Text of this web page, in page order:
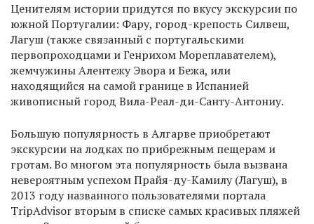
Ценителям истории придутся по вкусу экскурсии по
южной Португалии: Фару, город-крепость Силвеш,
Лагуш (также связанный с португальскими
первопроходцами и Генрихом Мореплавателем),
жемчужины Алентежу Эвора и Бежа, или
находящийся на самой границе в Испанией
живописный город Вила-Реал-ди-Санту-Антониу.
Большую популярность в Алгарве приобретают
экскурсии на лодках по прибрежным пещерам и
гротам. Во многом эта популярность была вызвана
невероятным успехом Прайя-ду-Камилу (Лагуш), в
2013 году названного пользователями портала
TripAdvisor вторым в списке самых красивых пляжей